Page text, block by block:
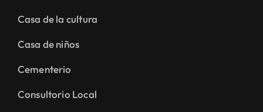
Casa de la cultura
Casa de niños
Cementerio
Consultorio Local